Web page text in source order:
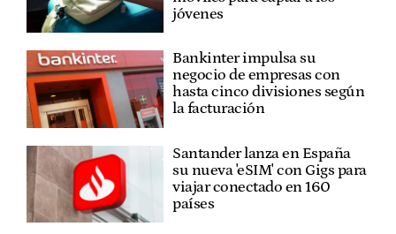
jóvenes
Bankinter impulsa su
negocio de empresas con
hasta cinco divisiones según
la facturación
Santander lanza en España
su nueva 'eSIM' con Gigs para
viajar conectado en 160
países